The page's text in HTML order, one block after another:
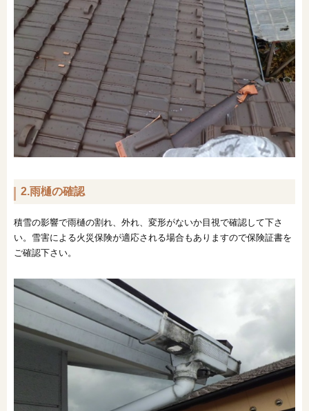
2.雨樋の確認
積雪の影響で雨樋の割れ、外れ、変形がないか目視で確認して下さ
い。雪害による火災保険が適応される場合もありますので保険証書を
ご確認下さい。